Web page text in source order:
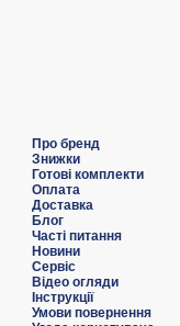
Про бренд
Знижки
Готові комплекти
Оплата
Доставка
Блог
Часті питання
Новини
Сервіс
Відео огляди
Інструкції
Умови повернення